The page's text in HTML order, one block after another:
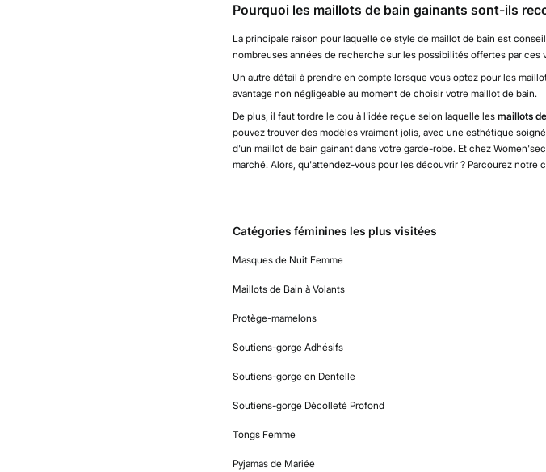
Pourquoi les maillots de bain gainants sont-ils
La principale raison pour laquelle ce style de maillot de bain est
nombreuses années de recherche sur les possibilités offertes par ces
Un autre détail à prendre en compte lorsque vous optez pour les
avantage non négligeable au moment de choisir votre maillot de bain.
De plus, il faut tordre le cou à l'idée reçue selon laquelle les maillots
pouvez trouver des modèles vraiment jolis, avec une esthétique
d'un maillot de bain gainant dans votre garde-robe. Et chez
marché. Alors, qu'attendez-vous pour les découvrir ? Parcourez notre
Catégories féminines les plus visitées
Masques de Nuit Femme
Maillots de Bain à Volants
Protège-mamelons
Soutiens-gorge Adhésifs
Soutiens-gorge en Dentelle
Soutiens-gorge Décolleté Profond
Tongs Femme
Pyjamas de Mariée